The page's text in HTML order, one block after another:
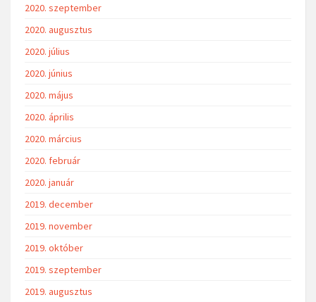
2020. szeptember
2020. augusztus
2020. július
2020. június
2020. május
2020. április
2020. március
2020. február
2020. január
2019. december
2019. november
2019. október
2019. szeptember
2019. augusztus